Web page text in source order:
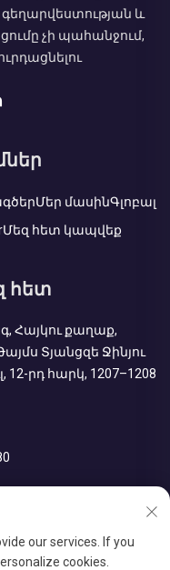
և
չի պահանջում,
Մեր մասինԳլոբալ
Մեզ հետ կապվեք
հետ
Հայկու քաղաք,
Տյանցզե Ջինյու
12-րդ հարկ, 1207–1208
our services. If you
cookies.